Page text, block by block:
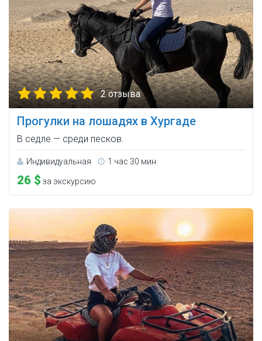
2 отзыва
Прогулки на лошадях в Хургаде
В седле — среди песков.
Индивидуальная 1 час 30 мин.
26 $ за экскурсию